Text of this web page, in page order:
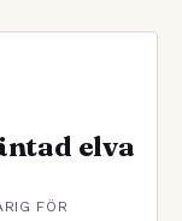
elva
FÖR